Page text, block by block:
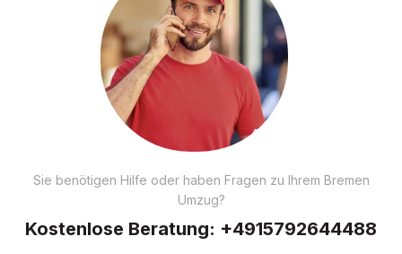
Sie benötigen Hilfe oder haben Fragen zu Ihrem Bremen
Umzug?
Kostenlose Beratung: +4915792644488